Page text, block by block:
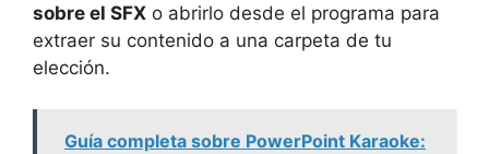
sobre el SFX o abrirlo desde el programa para
extraer su contenido a una carpeta de tu
elección.
Guía completa sobre PowerPoint Karaoke: